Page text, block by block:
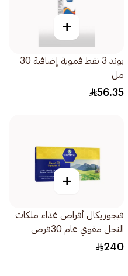
+
بوند 3 نقط فموية إضافية 30
مل
56.35
+
فيجوريكال أقراص غذاء ملكات
النحل مقوي عام 30قرص
240